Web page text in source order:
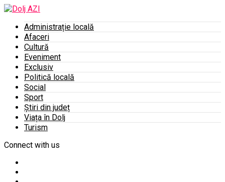
Administrație locală
Afaceri
Cultură
Eveniment
Exclusiv
Politică locală
Social
Sport
Știri din județ
Viața în Dolj
Turism
Connect with us